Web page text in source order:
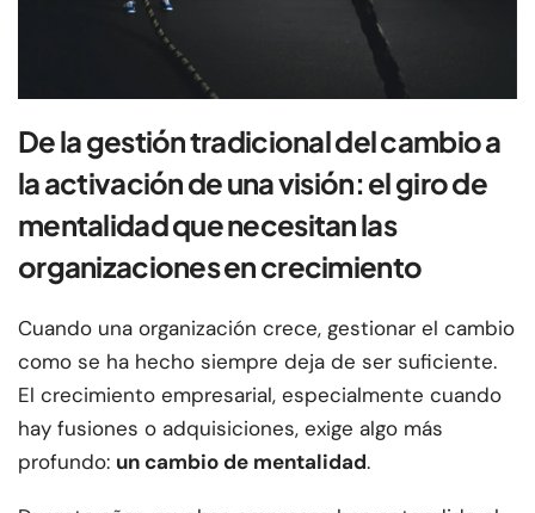
De la gestión tradicional del cambio a
la activación de una visión: el giro de
mentalidad que necesitan las
organizaciones en crecimiento
Cuando una organización crece, gestionar el cambio
como se ha hecho siempre deja de ser suficiente.
El crecimiento empresarial, especialmente cuando
hay fusiones o adquisiciones, exige algo más
profundo: un cambio de mentalidad.